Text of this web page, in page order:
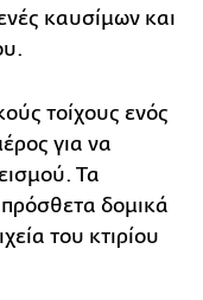
καυσίμων και
τοίχους ενός
για να
Τα
δομικά
του κτιρίου